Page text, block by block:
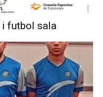
i futbol sala